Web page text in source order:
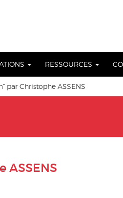
RESSOURCES
par Christophe ASSENS
ASSENS